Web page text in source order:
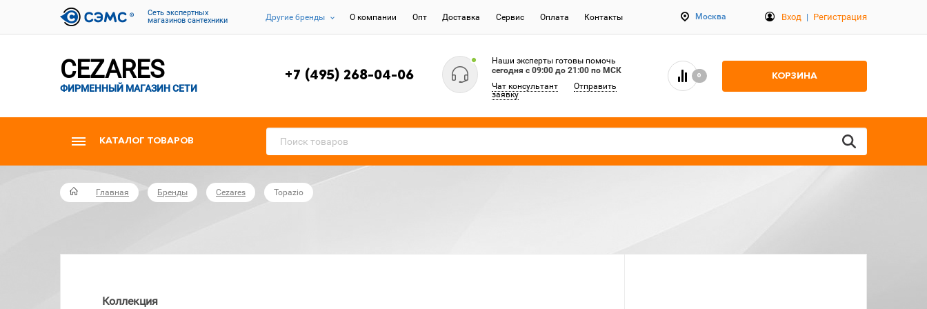
Cеть экспертных
магазинов сантехники
Другие бренды О компании Опт Доставка Сервис Оплата Контакты Москва Вход | Регистрация
CEZARES
ФИРМЕННЫЙ МАГАЗИН СЕТИ
+7 (495) 268-04-06
Наши эксперты готовы помочь
сегодня c 09:00 до 21:00 по МСК
Чат консультант
Отправить
заявку
0 КОРЗИНА
КАТАЛОГ ТОВАРОВ
Главная Бренды Cezares Topazio
Коллекция